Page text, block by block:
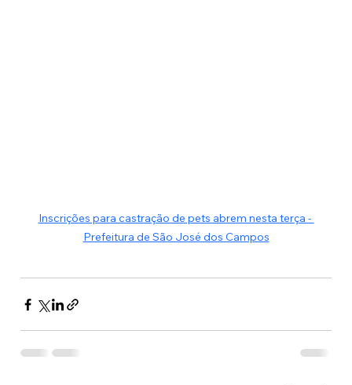
Inscrições para castração de pets abrem nesta terça -
Prefeitura de São José dos Campos